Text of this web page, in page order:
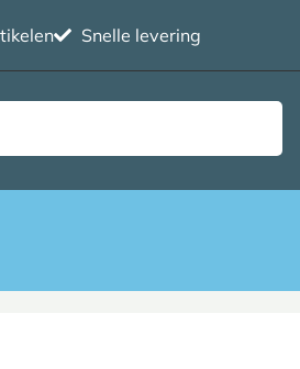
Snelle levering